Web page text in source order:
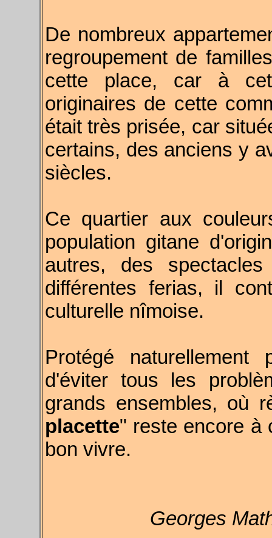
De nombreux
regroupement de
cette place, car à
originaires de cette
était très prisée, car
certains, des anciens y
siècles.
Ce quartier aux
population gitane
autres, des
différentes ferias, il
culturelle nîmoise.
Protégé naturellement
d'éviter tous les
grands ensembles, où
placette" reste encore à
bon vivre.
Georges